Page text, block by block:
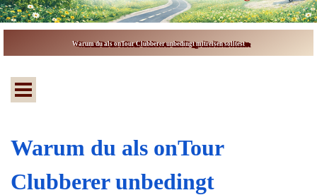
Warum du als onTour Clubberer unbedingt mitreisen solltest
Warum du als onTour
Clubberer unbedingt